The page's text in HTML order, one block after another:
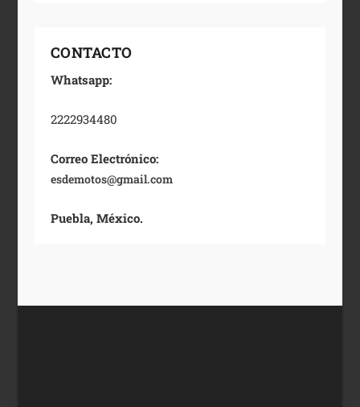
CONTACTO
Whatsapp:
2222934480
Correo Electrónico:
esdemotos@gmail.com
Puebla, México.